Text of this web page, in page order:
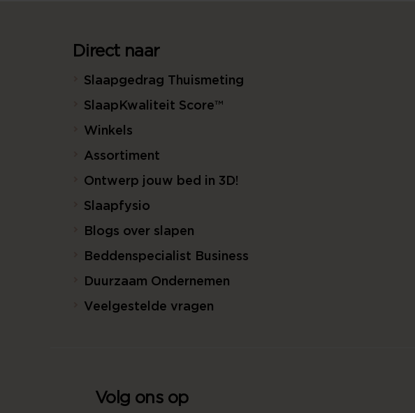
Direct naar
Slaapgedrag Thuismeting
SlaapKwaliteit Score™
Winkels
Assortiment
Ontwerp jouw bed in 3D!
Slaapfysio
Blogs over slapen
Beddenspecialist Business
Duurzaam Ondernemen
Veelgestelde vragen
Volg ons op